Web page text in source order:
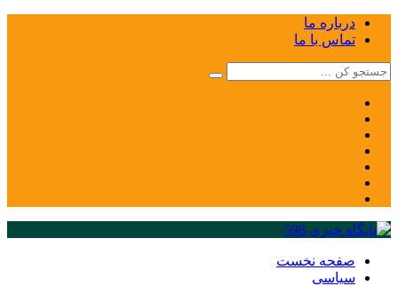
درباره ما
تماس با ما
صفحه نخست
سیاسی